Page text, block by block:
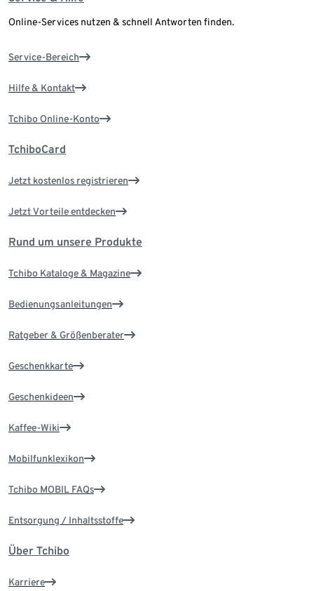
Online-Services nutzen & schnell Antworten finden.
Service-Bereich
Hilfe & Kontakt
Tchibo Online-Konto
TchiboCard
Jetzt kostenlos registrieren
Jetzt Vorteile entdecken
Rund um unsere Produkte
Tchibo Kataloge & Magazine
Bedienungsanleitungen
Ratgeber & Größenberater
Geschenkkarte
Geschenkideen
Kaffee-Wiki
Mobilfunklexikon
Tchibo MOBIL FAQs
Entsorgung / Inhaltsstoffe
Über Tchibo
Karriere